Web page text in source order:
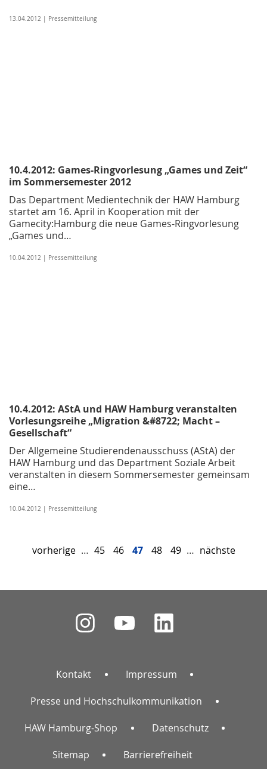
13.04.2012 | Pressemitteilung
10.4.2012: Games-Ringvorlesung „Games und Zeit“
im Sommersemester 2012
Das Department Medientechnik der HAW Hamburg
startet am 16. April in Kooperation mit der
Gamecity:Hamburg die neue Games-Ringvorlesung
„Games und…
10.04.2012 | Pressemitteilung
10.4.2012: AStA und HAW Hamburg veranstalten
Vorlesungsreihe „Migration &#8722; Macht –
Gesellschaft“
Der Allgemeine Studierendenausschuss (AStA) der
HAW Hamburg und das Department Soziale Arbeit
veranstalten in diesem Sommersemester gemeinsam
eine…
10.04.2012 | Pressemitteilung
vorherige … 45 46 47 48 49 … nächste
Kontakt Impressum
Presse und Hochschulkommunikation
HAW Hamburg-Shop Datenschutz
Sitemap Barrierefreiheit